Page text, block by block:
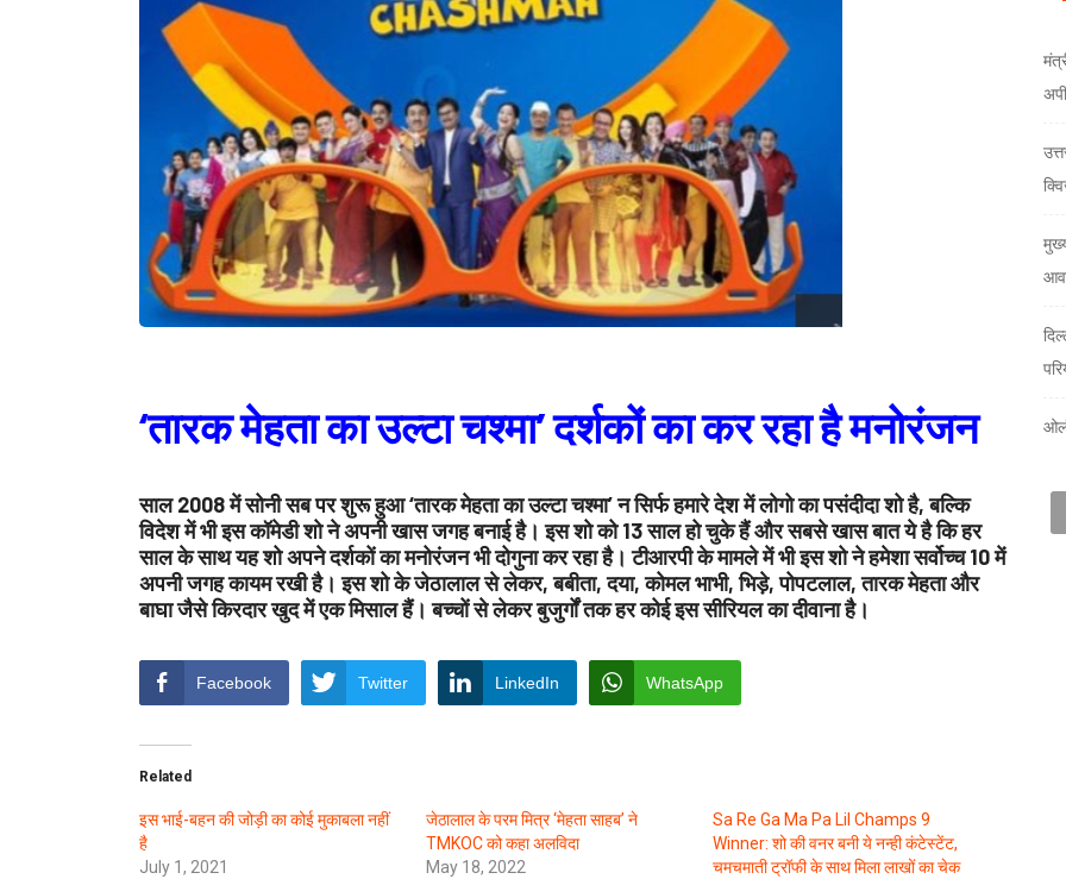
‘तारक मेहता का उल्टा चश्मा’ दर्शकों का कर रहा है मनोरंजन
साल 2008 में सोनी सब पर शुरू हुआ ‘तारक मेहता का उल्टा चश्मा’ न सिर्फ हमारे देश में लोगो का पसंदीदा शो है, बल्कि
विदेश में भी इस कॉमेडी शो ने अपनी खास जगह बनाई है। इस शो को 13 साल हो चुके हैं और सबसे खास बात ये है कि हर
साल के साथ यह शो अपने दर्शकों का मनोरंजन भी दोगुना कर रहा है। टीआरपी के मामले में भी इस शो ने हमेशा सर्वोच्च 10 में
अपनी जगह कायम रखी है। इस शो के जेठालाल से लेकर, बबीता, दया, कोमल भाभी, भिड़े, पोपटलाल, तारक मेहता और
बाघा जैसे किरदार खुद में एक मिसाल हैं। बच्चों से लेकर बुजुर्गों तक हर कोई इस सीरियल का दीवाना है।
Facebook Twitter LinkedIn WhatsApp
Related
इस भाई-बहन की जोड़ी का कोई मुकाबला नहीं
है
July 1, 2021
जेठालाल के परम मित्र ‘मेहता साहब’ ने
TMKOC को कहा अलविदा
May 18, 2022
Sa Re Ga Ma Pa Lil Champs 9
Winner: शो की वनर बनी ये नन्ही कंटेस्टेंट,
चमचमाती ट्रॉफी के साथ मिला लाखों का चेक